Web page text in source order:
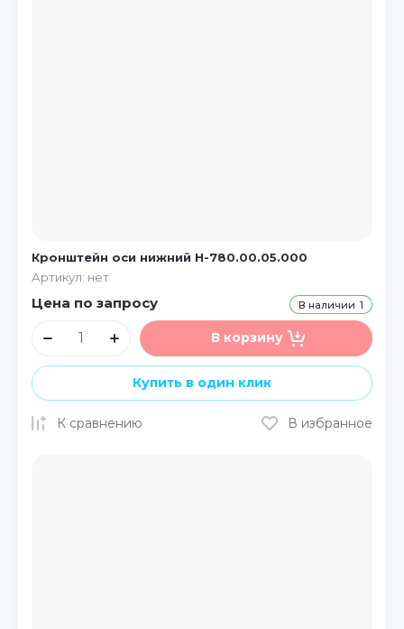
Кронштейн оси нижний Н-780.00.05.000
Артикул: нет
В наличии 1
Цена по запросу
В корзину
Купить в один клик
К сравнению В избранное